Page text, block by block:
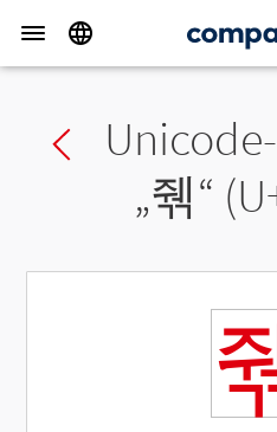
Previous char
„줶“